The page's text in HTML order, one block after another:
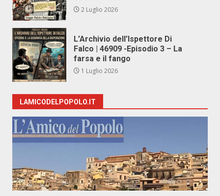
2 Luglio 2026
L’Archivio dell’Ispettore Di
Falco | 46909 -Episodio 3 – La
farsa e il fango
1 Luglio 2026
LAMICODELPOPOLO.IT